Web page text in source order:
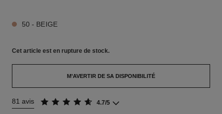
50 - BEIGE
Cet article est en rupture de stock.
M’AVERTIR DE SA DISPONIBILITÉ
81 avis 4.7/5